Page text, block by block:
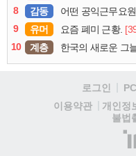
8
감동 어떤 공익근무요
9
유머 요즘 폐미 근황.
10
계층 한국의 새로운 그
로그인
이용약관
개인정
불법